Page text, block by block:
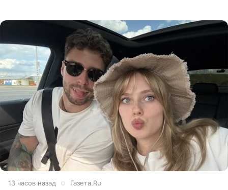
13 часов назад Газета.Ru